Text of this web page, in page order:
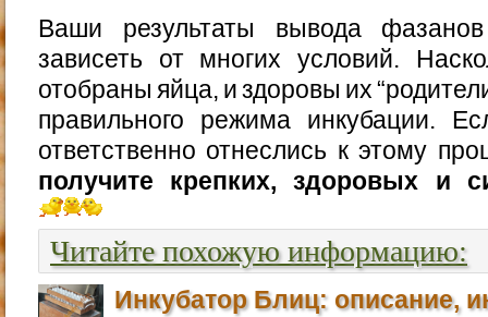
Ваши результаты вывода
зависеть от многих условий.
отобраны яйца, и здоровы их
правильного режима инкубации.
ответственно отнеслись к этому
получите крепких, здоровых и
Читайте похожую информацию:
Инкубатор Блиц: описание,